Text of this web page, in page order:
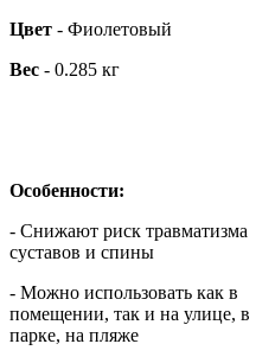
Цвет - Фиолетовый
Вес - 0.285 кг
Особенности:
- Снижают риск травматизма
суставов и спины
- Можно использовать как в
помещении, так и на улице, в
парке, на пляже